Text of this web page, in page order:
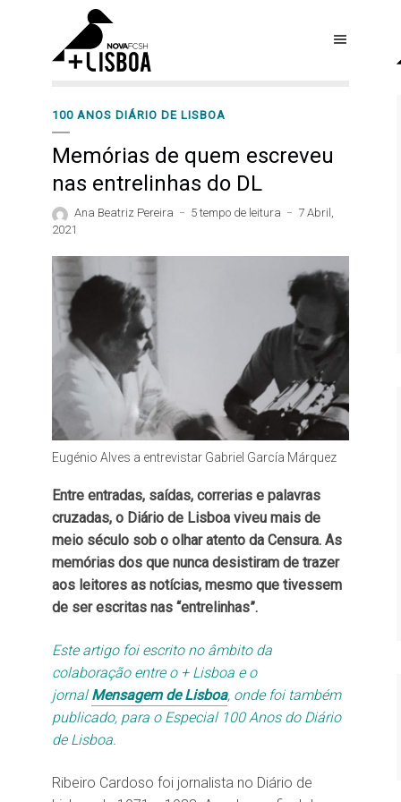
100 ANOS DIÁRIO DE LISBOA
Memórias de quem escreveu
nas entrelinhas do DL
Ana Beatriz Pereira 5 tempo de leitura
7 Abril,
2021
Eugénio Alves a entrevistar Gabriel García Márquez
Entre entradas, saídas, correrias e palavras
cruzadas, o Diário de Lisboa viveu mais de
meio século sob o olhar atento da Censura. As
memórias dos que nunca desistiram de trazer
aos leitores as notícias, mesmo que tivessem
de ser escritas nas “entrelinhas”.
Este artigo foi escrito no âmbito da
colaboração entre o + Lisboa e o
jornalMensagem de Lisboa, onde foi também
publicado, para o Especial 100 Anos do Diário
de Lisboa.
Ribeiro Cardoso foi jornalista no Diário de